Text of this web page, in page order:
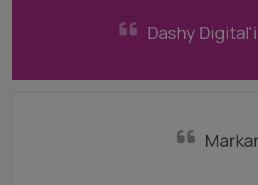
Dashy